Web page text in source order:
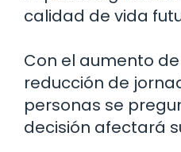
calidad de vida
Con el aumento
reducción de
personas se
decisión afectará